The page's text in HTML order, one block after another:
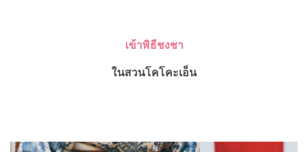
เข้าพิธีชงชา
ในสวนโคโคะเอ็น